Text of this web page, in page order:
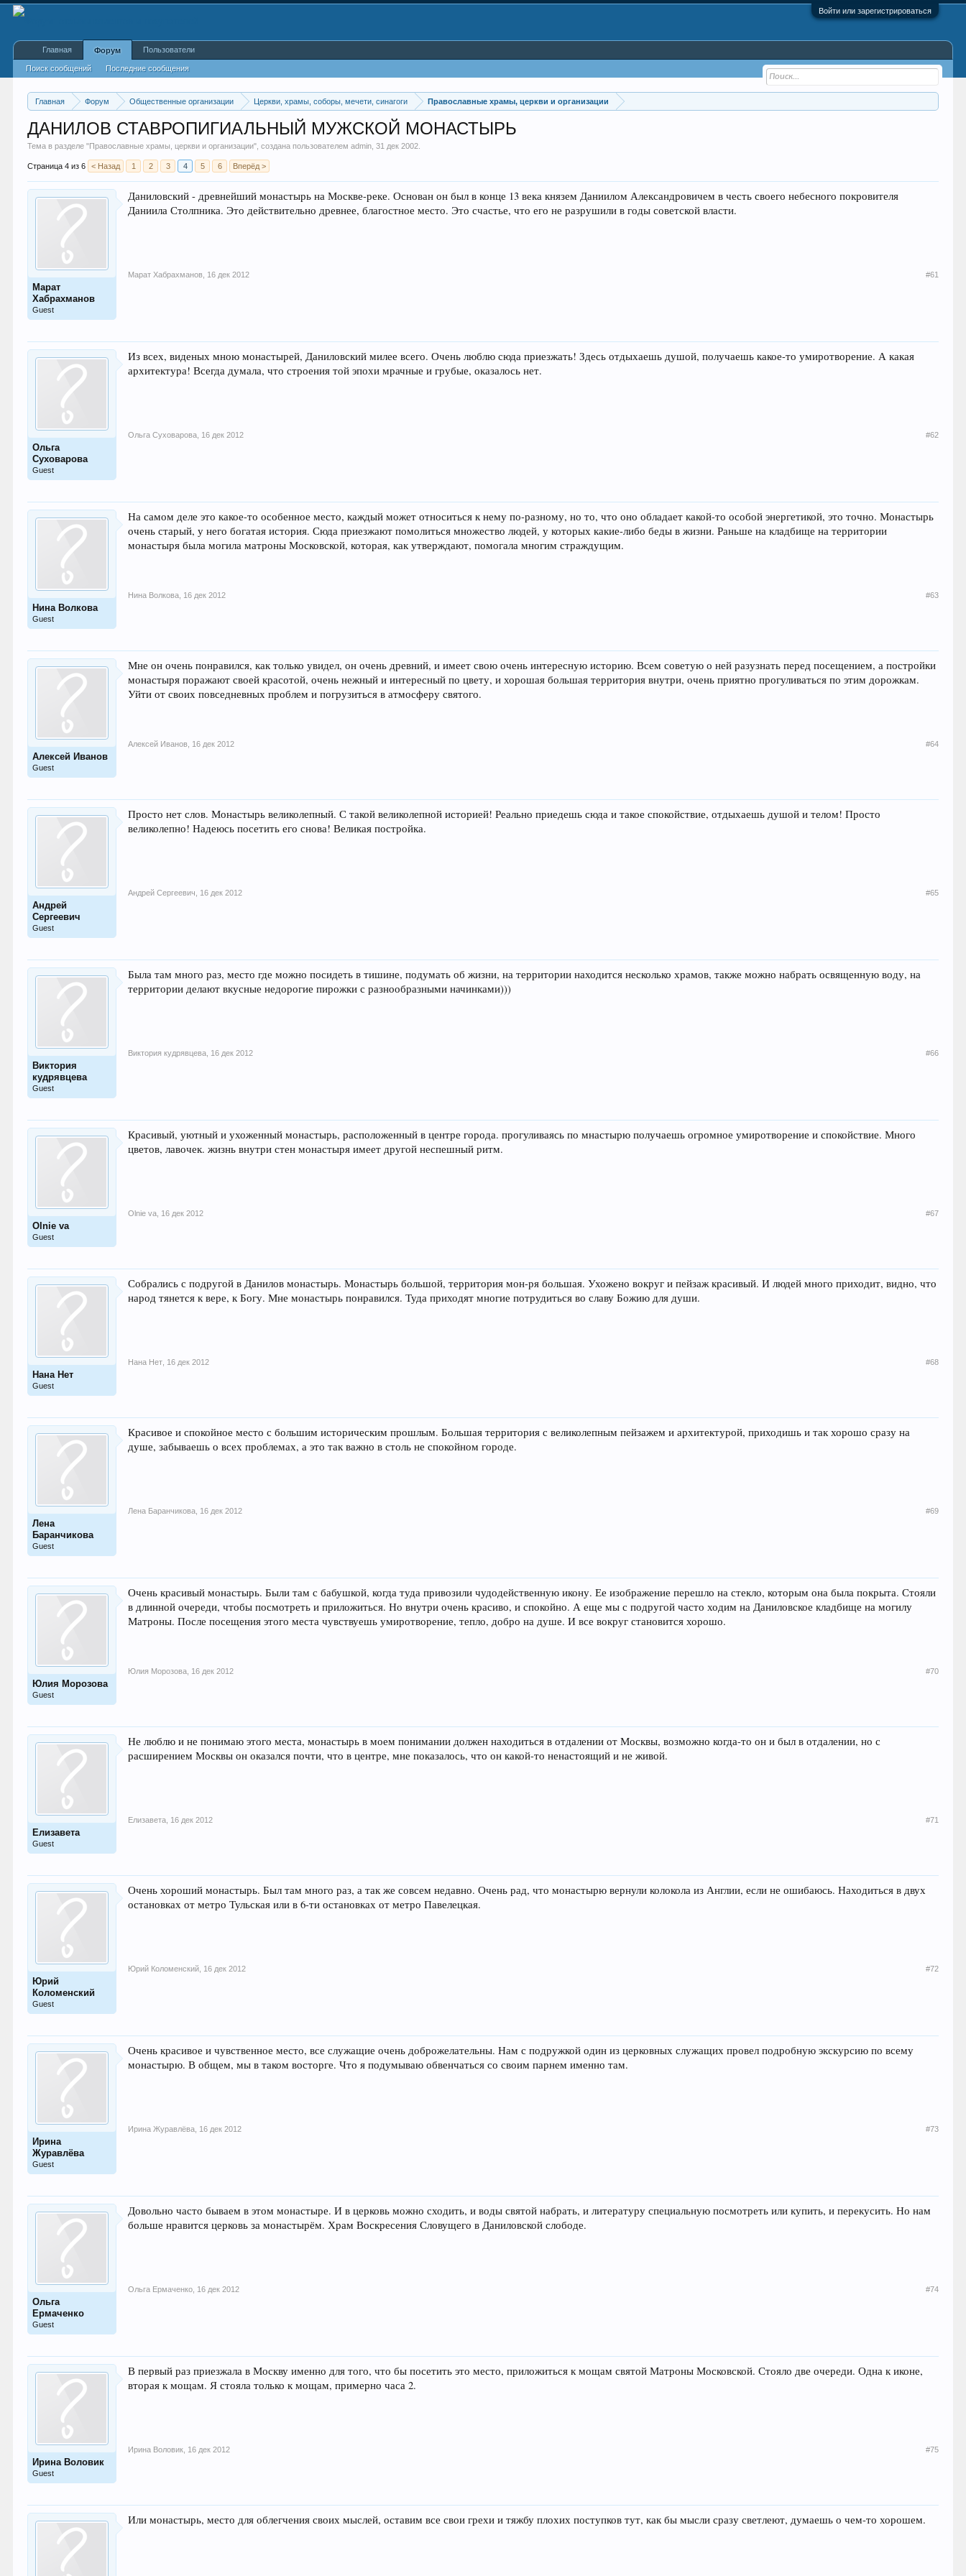
Войти или зарегистрироваться
Главная Форум Общественные организации Церкви, храмы, соборы, мечети, синагоги Православные храмы, церкви и организации
ДАНИЛОВ СТАВРОПИГИАЛЬНЫЙ МУЖСКОЙ МОНАСТЫРЬ
Тема в разделе "Православные храмы, церкви и организации", создана пользователемadmin ,31 дек 2002
Страница 4 из 6 < Назад 1 2 3 4 5 6 Вперёд >
Марат
Хабрахманов
Guest
Даниловский - древнейший монастырь на Москве-реке. Основан он был в конце 13 века князем Даниилом Александровичем в честь своего небесного покровителя
Даниила Столпника. Это действительно древнее, благостное место. Это счастье, что его не разрушили в годы советской власти.
Марат Хабрахманов 16 дек 2012 #61
Ольга
Суховарова
Guest
Из всех, виденых мною монастырей, Даниловский милее всего. Очень люблю сюда приезжать! Здесь отдыхаешь душой, получаешь какое-то умиротворение. А какая
архитектура! Всегда думала, что строения той эпохи мрачные и грубые, оказалось нет.
Ольга Суховарова 16 дек 2012 #62
Нина Волкова
Guest
На самом деле это какое-то особенное место, каждый может относиться к нему по-разному, но то, что оно обладает какой-то особой энергетикой, это точно. Монастырь
очень старый, у него богатая история. Сюда приезжают помолиться множество людей, у которых какие-либо беды в жизни. Раньше на кладбище на территории
монастыря была могила матроны Московской, которая, как утверждают, помогала многим страждущим.
Нина Волкова 16 дек 2012 #63
Алексей Иванов
Guest
Мне он очень понравился, как только увидел, он очень древний, и имеет свою очень интересную историю. Всем советую о ней разузнать перед посещением, а постройки
монастыря поражают своей красотой, очень нежный и интересный по цвету, и хорошая большая территория внутри, очень приятно прогуливаться по этим дорожкам.
Уйти от своих повседневных проблем и погрузиться в атмосферу святого.
Алексей Иванов 16 дек 2012 #64
Андрей
Сергеевич
Guest
Просто нет слов. Монастырь великолепный. С такой великолепной историей! Реально приедешь сюда и такое спокойствие, отдыхаешь душой и телом! Просто
великолепно! Надеюсь посетить его снова! Великая постройка.
Андрей Сергеевич 16 дек 2012 #65
Виктория
кудрявцева
Guest
Была там много раз, место где можно посидеть в тишине, подумать об жизни, на территории находится несколько храмов, также можно набрать освященную воду, на
территории делают вкусные недорогие пирожки с разнообразными начинками)))
Виктория кудрявцева 16 дек 2012 #66
Olnie va
Guest
Красивый, уютный и ухоженный монастырь, расположенный в центре города. прогуливаясь по мнастырю получаешь огромное умиротворение и спокойствие. Много
цветов, лавочек. жизнь внутри стен монастыря имеет другой неспешный ритм.
Olnie va 16 дек 2012 #67
Нана Нет
Guest
Собрались с подругой в Данилов монастырь. Монастырь большой, территория мон-ря большая. Ухожено вокруг и пейзаж красивый. И людей много приходит, видно, что
народ тянется к вере, к Богу. Мне монастырь понравился. Туда приходят многие потрудиться во славу Божию для души.
Нана Нет 16 дек 2012 #68
Лена
Баранчикова
Guest
Красивое и спокойное место с большим историческим прошлым. Большая территория с великолепным пейзажем и архитектурой, приходишь и так хорошо сразу на
душе, забываешь о всех проблемах, а это так важно в столь не спокойном городе.
Лена Баранчикова 16 дек 2012 #69
Юлия Морозова
Guest
Очень красивый монастырь. Были там с бабушкой, когда туда привозили чудодейственную икону. Ее изображение перешло на стекло, которым она была покрыта. Стояли
в длинной очереди, чтобы посмотреть и приложиться. Но внутри очень красиво, и спокойно. А еще мы с подругой часто ходим на Даниловское кладбище на могилу
Матроны. После посещения этого места чувствуешь умиротворение, тепло, добро на душе. И все вокруг становится хорошо.
Юлия Морозова 16 дек 2012 #70
Елизавета
Guest
Не люблю и не понимаю этого места, монастырь в моем понимании должен находиться в отдалении от Москвы, возможно когда-то он и был в отдалении, но с
расширением Москвы он оказался почти, что в центре, мне показалось, что он какой-то ненастоящий и не живой.
Елизавета 16 дек 2012 #71
Юрий
Коломенский
Guest
Очень хороший монастырь. Был там много раз, а так же совсем недавно. Очень рад, что монастырю вернули колокола из Англии, если не ошибаюсь. Находиться в двух
остановках от метро Тульская или в 6-ти остановках от метро Павелецкая.
Юрий Коломенский 16 дек 2012 #72
Ирина
Журавлёва
Guest
Очень красивое и чувственное место, все служащие очень доброжелательны. Нам с подружкой один из церковных служащих провел подробную экскурсию по всему
монастырю. В общем, мы в таком восторге. Что я подумываю обвенчаться со своим парнем именно там.
Ирина Журавлёва 16 дек 2012 #73
Ольга
Ермаченко
Guest
Довольно часто бываем в этом монастыре. И в церковь можно сходить, и воды святой набрать, и литературу специальную посмотреть или купить, и перекусить. Но нам
больше нравится церковь за монастырём. Храм Воскресения Словущего в Даниловской слободе.
Ольга Ермаченко 16 дек 2012 #74
Ирина Воловик
Guest
В первый раз приезжала в Москву именно для того, что бы посетить это место, приложиться к мощам святой Матроны Московской. Стояло две очереди. Одна к иконе,
вторая к мощам. Я стояла только к мощам, примерно часа 2.
Ирина Воловик 16 дек 2012 #75
Или монастырь, место для облегчения своих мыслей, оставим все свои грехи и тяжбу плохих поступков тут, как бы мысли сразу светлеют, думаешь о чем-то хорошем.
Главная Форум
Поиск сообщений Последние сообщения
Пользователи